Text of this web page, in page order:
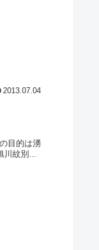
2013.07.04
目的は湧
川紋別...